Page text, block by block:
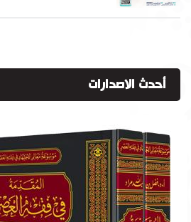
أحدث الاصدارات